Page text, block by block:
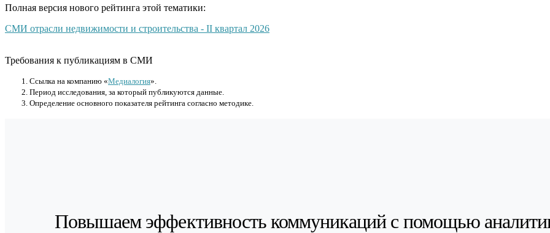
Полная версия нового рейтинга этой тематики:
СМИ отрасли недвижимости и строительства - II квартал 2026
Требования к публикациям в СМИ
Cсылка на компанию «Медиалогия».
Период исследования, за который публикуются данные.
Определение основного показателя рейтинга согласно методике.
Повышаем эффективность коммуникаций с помощью